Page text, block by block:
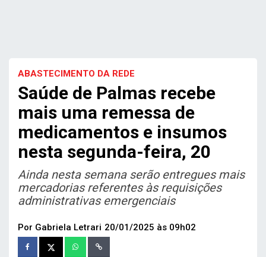
ABASTECIMENTO DA REDE
Saúde de Palmas recebe
mais uma remessa de
medicamentos e insumos
nesta segunda-feira, 20
Ainda nesta semana serão entregues mais
mercadorias referentes às requisições
administrativas emergenciais
Por Gabriela Letrari 20/01/2025 às 09h02